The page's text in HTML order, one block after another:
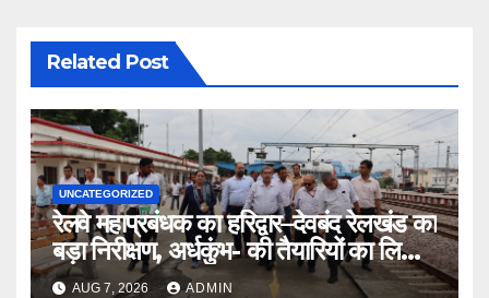
Related Post
UNCATEGORIZED
रेलवे महाप्रबंधक का हरिद्वार–देवबंद रेलखंड का
बड़ा निरीक्षण, अर्धकुंभ- की तैयारियों का लिया
जायजा
AUG 7, 2026 ADMIN